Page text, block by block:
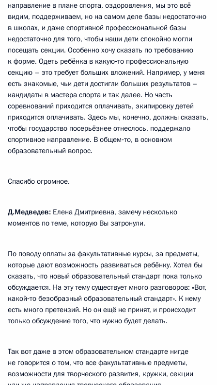
направление в плане спорта, оздоровления, мы это всё
видим, поддерживаем, но на самом деле базы недостаточно
в школах, и даже спортивной профессиональной базы
недостаточно для того, чтобы наши дети спокойно могли
посещать секции. Особенно хочу сказать по требованию
к форме. Одеть ребёнка в какую‑то профессиональную
секцию – это требует больших вложений. Например, у меня
есть знакомые, чьи дети достигли больших результатов –
кандидаты в мастера спорта и так далее. Но часть
соревнований приходится оплачивать, экипировку детей
приходится оплачивать. Здесь мы, конечно, должны сказать,
чтобы государство посерьёзнее отнеслось, поддержало
спортивное направление. В общем‑то, в основном
образовательный вопрос.
Спасибо огромное.
Д.Медведев: Елена Дмитриевна, замечу несколько
моментов по теме, которую Вы затронули.
По поводу оплаты за факультативные курсы, за предметы,
которые дают возможность развиваться ребёнку. Хотел бы
сказать, что новый образовательный стандарт пока только
обсуждается. На эту тему существует много разговоров: «Вот,
какой‑то безобразный образовательный стандарт». К нему
есть много претензий. Но он ещё не принят, и происходит
только обсуждение того, что нужно будет делать.
Так вот даже в этом образовательном стандарте нигде
не говорится о том, что все факультативные предметы,
возможности для творческого развития, кружки, секции